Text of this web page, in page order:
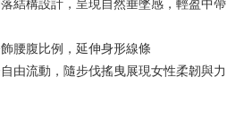
遠東国際商業銀行
永豐商業銀行
台北富邦商業銀行
台中商業銀行
華泰商業銀行
結構設計，呈現自然垂墜感，輕盈中帶
腰腹比例，延伸身形線條
由流動，隨步伐搖曳展現女性柔韌與力